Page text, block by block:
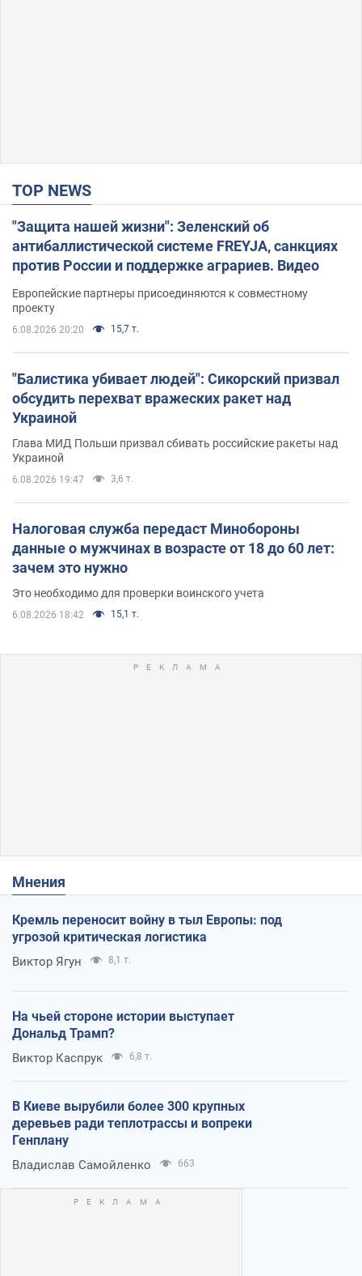
TOP NEWS
"Защита нашей жизни": Зеленский об
антибаллистической системе FREYJA, санкциях
против России и поддержке аграриев. Видео
Европейские партнеры присоединяются к совместному
проекту
6.08.2026 20:20 15,7 т.
"Балистика убивает людей": Сикорский призвал
обсудить перехват вражеских ракет над
Украиной
Глава МИД Польши призвал сбивать российские ракеты над
Украиной
6.08.2026 19:47 3,6 т.
Налоговая служба передаст Минобороны
данные о мужчинах в возрасте от 18 до 60 лет:
зачем это нужно
Это необходимо для проверки воинского учета
6.08.2026 18:42 15,1 т.
Мнения
Кремль переносит войну в тыл Европы: под
угрозой критическая логистика
Виктор Ягун 8,1 т.
На чьей стороне истории выступает
Дональд Трамп?
Виктор Каспрук 6,8 т.
В Киеве вырубили более 300 крупных
деревьев ради теплотрассы и вопреки
Генплану
Владислав Самойленко 663